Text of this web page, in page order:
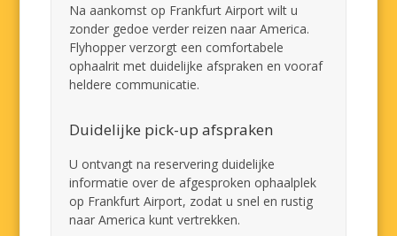
Na aankomst op Frankfurt Airport wilt u
zonder gedoe verder reizen naar America.
Flyhopper verzorgt een comfortabele
ophaalrit met duidelijke afspraken en vooraf
heldere communicatie.
Duidelijke pick-up afspraken
U ontvangt na reservering duidelijke
informatie over de afgesproken ophaalplek
op Frankfurt Airport, zodat u snel en rustig
naar America kunt vertrekken.